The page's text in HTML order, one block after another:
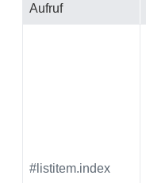
Aufruf
#listitem.index